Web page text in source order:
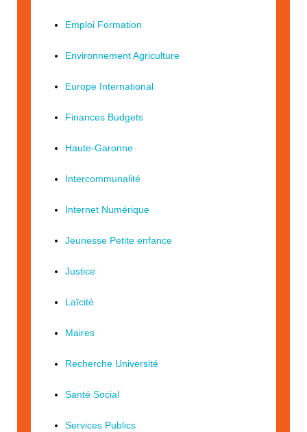
Emploi Formation
Environnement Agriculture
Europe International
Finances Budgets
Haute-Garonne
Intercommunalité
Internet Numérique
Jeunesse Petite enfance
Justice
Laïcité
Maires
Recherche Université
Santé Social
Services Publics